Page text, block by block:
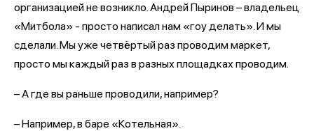
организацией не возникло. Андрей Пыринов – владельец
«Митбола» - просто написал нам «гоу делать». И мы
сделали. Мы уже четвёртый раз проводим маркет,
просто мы каждый раз в разных площадках проводим.
– А где вы раньше проводили, например?
– Например, в баре «Котельная».